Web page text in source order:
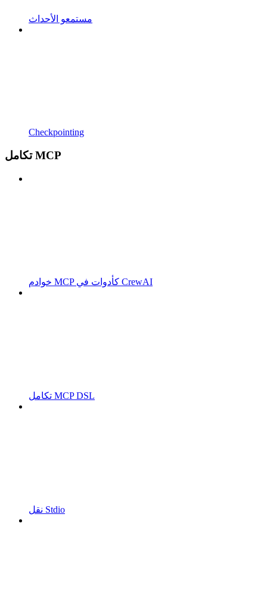
مستمعو الأحداث
Checkpointing
تكامل MCP
خوادم MCP كأدوات في CrewAI
تكامل MCP DSL
نقل Stdio